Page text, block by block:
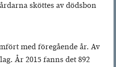
sköttes av dödsbon
med föregående år. Av
År 2015 fanns det 892